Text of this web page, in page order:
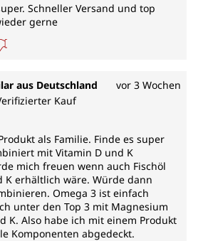
Schneller Versand und top
gerne
aus Deutschland vor 3 Wochen
Bewertung von 5 von 5 Sternen
Kauf
als Familie. Finde es super
mit Vitamin D und K
mich freuen wenn auch Fischöl
K erhältlich wäre. Würde dann
Omega 3 ist einfach
unter den Top 3 mit Magnesium
K. Also habe ich mit einem Produkt
Komponenten abgedeckt.